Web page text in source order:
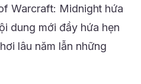
Warcraft: Midnight hứa
dung mới đầy hứa hẹn
lâu năm lẫn những